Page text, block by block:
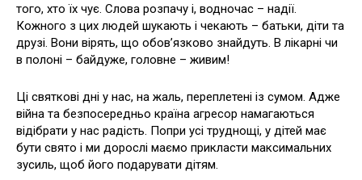
того, хто їх чує. Слова розпачу і, водночас – надії.
Кожного з цих людей шукають і чекають – батьки, діти та
друзі. Вони вірять, що обов’язково знайдуть. В лікарні чи
в полоні – байдуже, головне – живим!
Ці святкові дні у нас, на жаль, переплетені із сумом. Адже
війна та безпосередньо країна агресор намагаються
відібрати у нас радість. Попри усі труднощі, у дітей має
бути свято і ми дорослі маємо прикласти максимальних
зусиль, щоб його подарувати дітям.